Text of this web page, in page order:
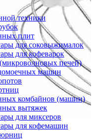
техники
плит
для соковыжималок
для кофеварок
печей)
машин
комбайнов (машин)
вытяжек
для миксеров
для кофемашин